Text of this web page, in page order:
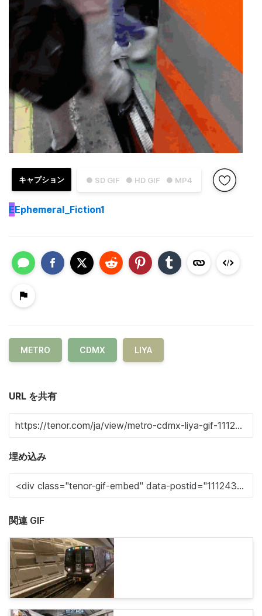
● SD GIF ● HD GIF ● MP4
キャプション
EEphemeral_Fiction1
METRO CDMX LIYA
URL を共有
埋め込み
関連 GIF